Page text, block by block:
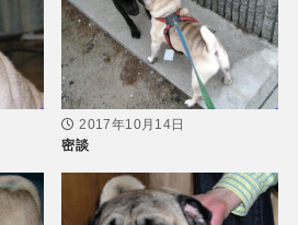
2017年10月14日
密談